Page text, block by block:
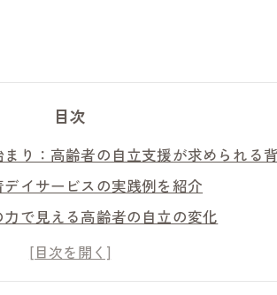
目次
り：高齢者の自立支援が求められる
イサービスの実践例を紹介
で見える高齢者の自立の変化
域が共に歩む未来へ
自立支援の新たな形とこれからの展